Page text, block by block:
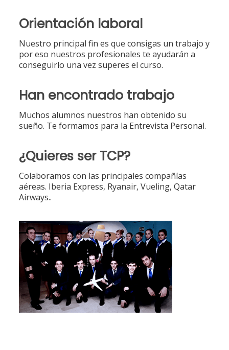
Orientación laboral
Nuestro principal fin es que consigas un trabajo y
por eso nuestros profesionales te ayudarán a
conseguirlo una vez superes el curso.
Han encontrado trabajo
Muchos alumnos nuestros han obtenido su
sueño. Te formamos para la Entrevista Personal.
¿Quieres ser TCP?
Colaboramos con las principales compañías
aéreas. Iberia Express, Ryanair, Vueling, Qatar
Airways..